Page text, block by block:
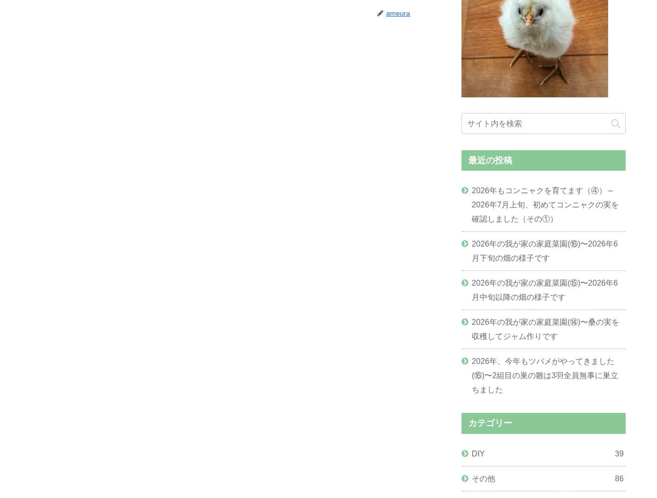
ameura
最近の投稿
2026年もコンニャクを育てます（④）～
2026年7月上旬、初めてコンニャクの実を
確認しました（その①）
2026年の我が家の家庭菜園(⑯)〜2026年6
月下旬の畑の様子です
2026年の我が家の家庭菜園(⑮)〜2026年6
月中旬以降の畑の様子です
2026年の我が家の家庭菜園(⑭)〜桑の実を
収穫してジャム作りです
2026年、今年もツバメがやってきました
(⑯)〜2組目の巣の雛は3羽全員無事に巣立
ちました
カテゴリー
DIY 39
その他 86